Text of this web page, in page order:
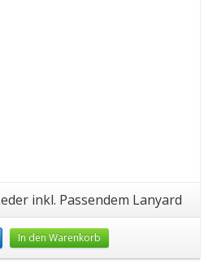
inkl. Passendem Lanyard
In den Warenkorb